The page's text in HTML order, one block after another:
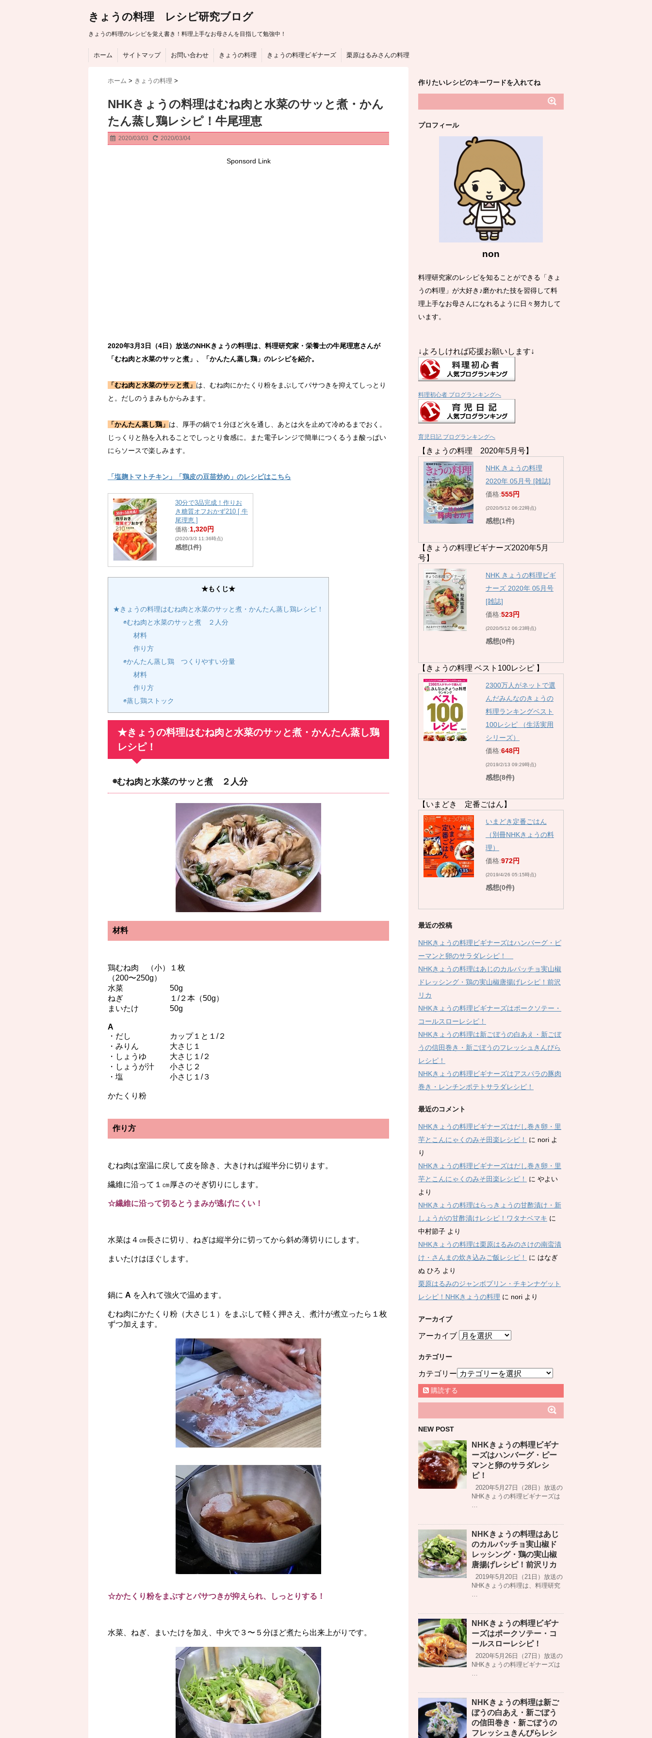
きょうの料理 レシピ研究ブログ
きょうの料理のレシピを覚え書き！料理上手なお母さんを目指して勉強中！
ホーム サイトマップ お問い合わせ きょうの料理 きょうの料理ビギナーズ 栗原はるみさんの料理
ホーム > きょうの料理 >
NHKきょうの料理はむね肉と水菜のサッと煮・かん
たん蒸し鶏レシピ！牛尾理恵
2020/03/03 2020/03/04
Sponsord Link
2020年3月3日（4日）放送のNHKきょうの料理は、料理研究家・栄養士の牛尾理恵さんが
「むね肉と水菜のサッと煮」、「かんたん蒸し鶏」のレシピを紹介。
「むね肉と水菜のサッと煮」 は、むね肉にかたくり粉をまぶしてパサつきを抑えてしっとり
と。だしのうまみもからみます。
「かんたん蒸し鶏」 は、厚手の鍋で１分ほど火を通し、あとは火を止めて冷めるまでおく。
じっくりと熱を入れることでしっとり食感に。また電子レンジで簡単につくるうま酸っぱい
にらソースで楽しみます。
「塩麹トマトチキン」「鶏皮の豆苗炒め」のレシピはこちら
30分で3品完成！作りお
き糖質オフおかず210 [ 牛
尾理恵 ]
価格:1,320円
(2020/3/3 11:36時点)
感想(1件)
★もくじ★
★きょうの料理はむね肉と水菜のサッと煮・かんたん蒸し鶏レシピ！
◉むね肉と水菜のサッと煮 ２人分
材料
作り方
◉かんたん蒸し鶏 つくりやすい分量
材料
作り方
◉蒸し鶏ストック
★きょうの料理はむね肉と水菜のサッと煮・かんたん蒸し鶏
レシピ！
◉むね肉と水菜のサッと煮 ２人分
材料
鶏むね肉 （小）１枚
（200〜250g）
水菜 50g
ねぎ １/２本（50g）
まいたけ 50g
A
・だし カップ１と１/２
・みりん 大さじ１
・しょうゆ 大さじ１/２
・しょうが汁 小さじ２
・塩 小さじ１/３
かたくり粉
作り方
むね肉は室温に戻して皮を除き、大きければ縦半分に切ります。
繊維に沿って１㎝厚さのそぎ切りにします。
☆繊維に沿って切るとうまみが逃げにくい！
水菜は４㎝長さに切り、ねぎは縦半分に切ってから斜め薄切りにします。
まいたけはほぐします。
鍋に A を入れて強火で温めます。
むね肉にかたくり粉（大さじ１）をまぶして軽く押さえ、煮汁が煮立ったら１枚
ずつ加えます。
☆かたくり粉をまぶすとパサつきが抑えられ、しっとりする！
水菜、ねぎ、まいたけを加え、中火で３〜５分ほど煮たら出来上がりです。
作りたいレシピのキーワードを入れてね
プロフィール
non
料理研究家のレシピを知ることができる「きょ
うの料理」が大好き♪磨かれた技を習得して料
理上手なお母さんになれるように日々努力して
います。
↓よろしければ応援お願いします↓
料理初心者 ブログランキングへ
育児日記 ブログランキングへ
【きょうの料理 2020年5月号】
NHK きょうの料理
2020年 05月号 [雑誌]
価格:555円
(2020/5/12 06:22時点)
感想(1件)
【きょうの料理ビギナーズ2020年5月
号】
NHK きょうの料理ビギ
ナーズ 2020年 05月号
[雑誌]
価格:523円
(2020/5/12 06:23時点)
感想(0件)
【きょうの料理 ベスト100レシピ 】
2300万人がネットで選
んだみんなのきょうの
料理ランキングベスト
100レシピ （生活実用
シリーズ）
価格:648円
(2019/2/13 09:29時点)
感想(8件)
【いまどき 定番ごはん】
いまどき定番ごはん
（別冊NHKきょうの料
理）
価格:972円
(2019/4/26 05:15時点)
感想(0件)
最近の投稿
NHKきょうの料理ビギナーズはハンバーグ・ピ
ーマンと卵のサラダレシピ！
NHKきょうの料理はあじのカルパッチョ実山椒
ドレッシング・鶏の実山椒唐揚げレシピ！前沢
リカ
NHKきょうの料理ビギナーズはポークソテー・
コールスローレシピ！
NHKきょうの料理は新ごぼうの白あえ・新ごぼ
うの信田巻き・新ごぼうのフレッシュきんぴら
レシピ！
NHKきょうの料理ビギナーズはアスパラの豚肉
巻き・レンチンポテトサラダレシピ！
最近のコメント
NHKきょうの料理ビギナーズはだし巻き卵・里
芋とこんにゃくのみそ田楽レシピ！
に nori よ
り
NHKきょうの料理ビギナーズはだし巻き卵・里
芋とこんにゃくのみそ田楽レシピ！
に やよい
より
NHKきょうの料理はらっきょうの甘酢漬け・新
しょうがの甘酢漬けレシピ！ワタナベマキ に
中村節子 より
NHKきょうの料理は栗原はるみのさけの南蛮漬
け・さんまの炊き込みご飯レシピ！
に はなぎ
ぬ ひろ より
栗原はるみのジャンボプリン・チキンナゲット
レシピ！NHKきょうの料理 に nori より
アーカイブ
アーカイブ
カテゴリー
カテゴリー
購読する
NEW POST
NHKきょうの料理ビギナ
ーズはハンバーグ・ピー
マンと卵のサラダレシ
ピ！
2020年5月27日（28日）放送の
NHKきょうの料理ビギナーズは
…
NHKきょうの料理はあじ
のカルパッチョ実山椒ド
レッシング・鶏の実山椒
唐揚げレシピ！前沢リカ
2019年5月20日（21日）放送の
NHKきょうの料理は、料理研究
…
NHKきょうの料理ビギナ
ーズはポークソテー・コ
ールスローレシピ！
2020年5月26日（27日）放送の
NHKきょうの料理ビギナーズは
…
NHKきょうの料理は新ご
ぼうの白あえ・新ごぼう
の信田巻き・新ごぼうの
フレッシュきんぴらレシ